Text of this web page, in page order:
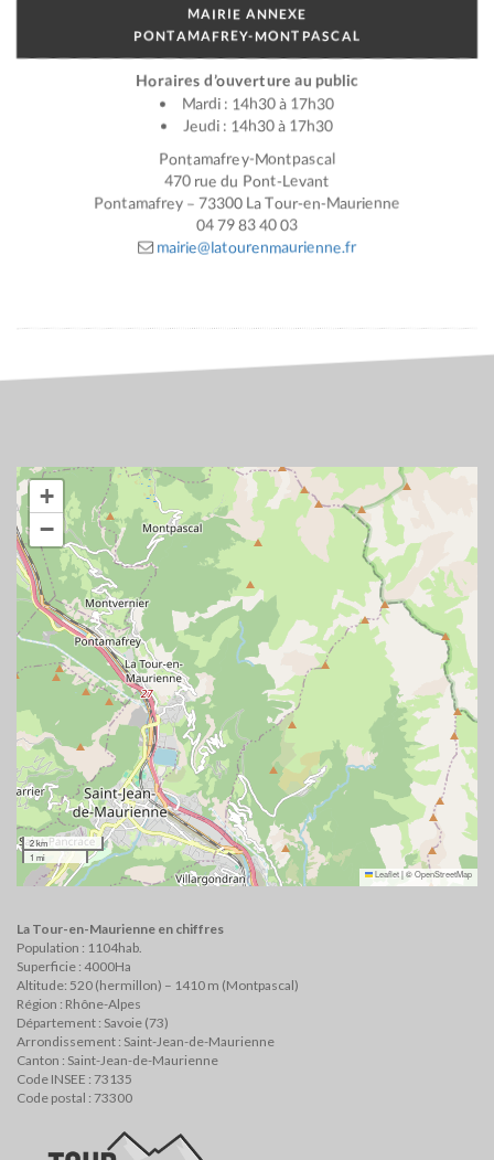
MAIRIE ANNEXE
PONTAMAFREY-MONTPASCAL
Horaires d’ouverture au public
Mardi : 14h30 à 17h30
Jeudi : 14h30 à 17h30
Pontamafrey-Montpascal
470 rue du Pont-Levant
Pontamafrey – 73300 La Tour-en-Maurienne
04 79 83 40 03
mairie@latourenmaurienne.fr
+
−
2 km
1 mi
Leaflet|©OpenStreetMap
La Tour-en-Maurienne en chiffres
Population : 1104hab.
Superficie : 4000Ha
Altitude: 520 (hermillon) – 1410 m (Montpascal)
Région : Rhône-Alpes
Département : Savoie (73)
Arrondissement : Saint-Jean-de-Maurienne
Canton : Saint-Jean-de-Maurienne
Code INSEE : 73135
Code postal : 73300